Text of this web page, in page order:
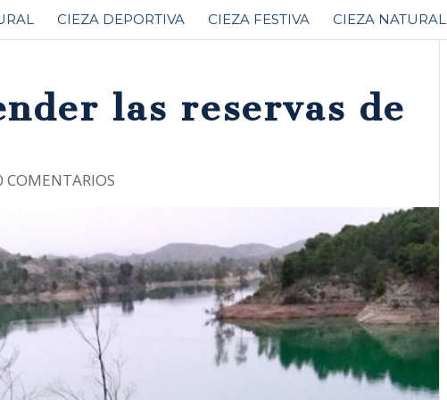
CIEZA DEPORTIVA CIEZA FESTIVA CIEZA NATURAL
las reservas de
COMENTARIOS